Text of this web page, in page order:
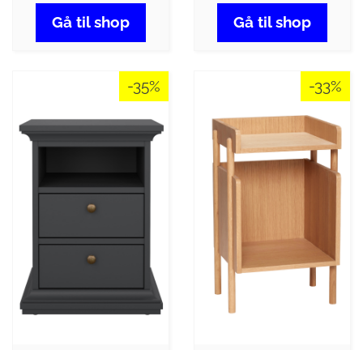
Gå til shop Gå til shop
-35% -33%